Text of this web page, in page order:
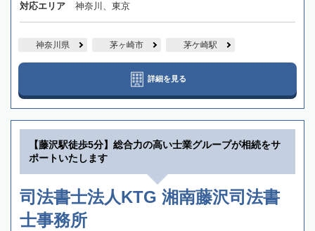
対応エリア 神奈川、東京
神奈川県 茅ヶ崎市 茅ケ崎駅
詳細を見る
【藤沢駅徒歩5分】総合力の高い士業グループが相続をサ
ポートいたします
司法書士法人KTG 湘南藤沢司法書
士事務所